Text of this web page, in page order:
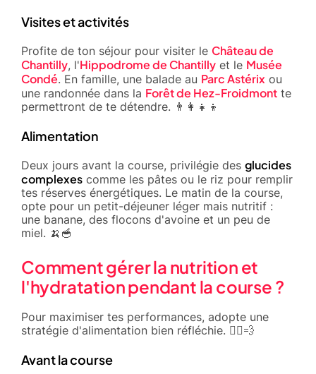
Visites et activités
Profite de ton séjour pour visiter le Château de
Chantilly, l'Hippodrome de Chantilly et le Musée
Condé. En famille, une balade au Parc Astérix ou
une randonnée dans la Forêt de Hez-Froidmont te
permettront de te détendre. 👨‍👩‍👧‍👦
Alimentation
Deux jours avant la course, privilégie des glucides
complexes comme les pâtes ou le riz pour remplir
tes réserves énergétiques. Le matin de la course,
opte pour un petit-déjeuner léger mais nutritif :
une banane, des flocons d'avoine et un peu de
miel. 🍌🥣
Comment gérer la nutrition et
l'hydratation pendant la course ?
Pour maximiser tes performances, adopte une
stratégie d'alimentation bien réfléchie. 🏃‍♂️💨
Avant la course